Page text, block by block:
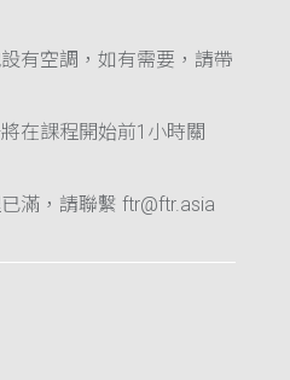
有空調，如有需要，請帶
在課程開始前1小時關
滿，請聯繫 ftr@ftr.asia